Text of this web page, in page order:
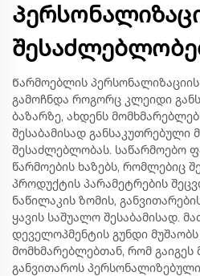
Წარმოებლის
გამოჩნდა როგორც კლეიდი
ბაზარზე, ახდენს
შესაბამისად განსაკუთრებული
შესაძლებლობას. საწარმოებო
წარმოების ხაზებს, რომლებიც
პროდუქტის პარამეტრების
ნაწილაკის ზომის,
ყავის საშუალო შესაბამისად.
დეველოპმენტის გუნდი
მომხმარებლებთან, რომ გაიგეს
განვითაროს